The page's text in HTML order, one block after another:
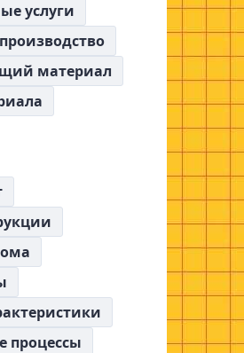
услуги
материал
процессы